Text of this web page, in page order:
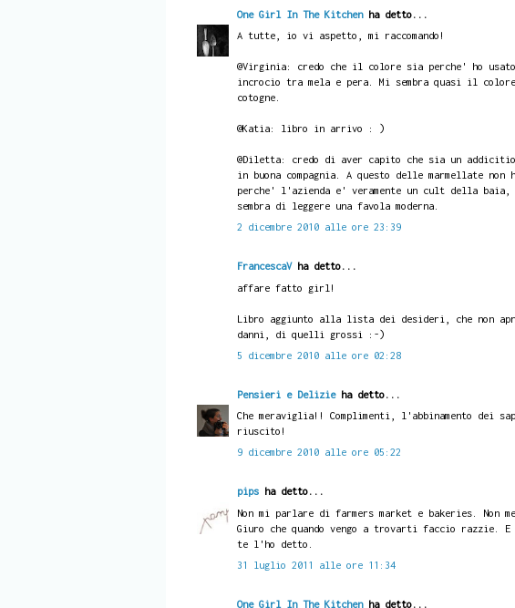
One Girl In The Kitchenha detto...
A tutte, io vi aspetto, mi raccomando!
@Virginia: credo che il colore sia perche' ho
incrocio tra mela e pera. Mi sembra quasi il
cotogne.
@Katia: libro in arrivo : )
@Diletta: credo di aver capito che sia un
in buona compagnia. A questo delle marmellate
perche' l'azienda e' veramente un cult della baia,
sembra di leggere una favola moderna.
2 dicembre 2010 alle ore 23:39
FrancescaVha detto...
affare fatto girl!
Libro aggiunto alla lista dei desideri, che non
danni, di quelli grossi :-)
5 dicembre 2010 alle ore 02:28
Pensieri e Delizieha detto...
Che meraviglia!! Complimenti, l'abbinamento dei
riuscito!
9 dicembre 2010 alle ore 05:22
pipsha detto...
Non mi parlare di farmers market e bakeries. Non
Giuro che quando vengo a trovarti faccio razzie. E
te l'ho detto.
31 luglio 2011 alle ore 11:34
One Girl In The Kitchenha detto...